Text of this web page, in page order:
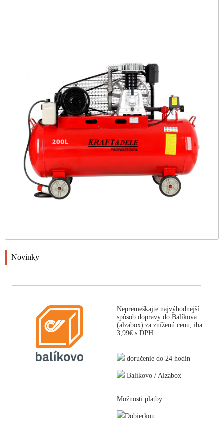
Novinky
Nepremeškajte najvýhodnejší
spôsob dopravy do Balíkova
(alzabox) za zníženú cenu, iba
3,99€ s DPH
doručenie do 24 hodín
Balíkovo / Alzabox
Možnosti platby:
Dobierkou